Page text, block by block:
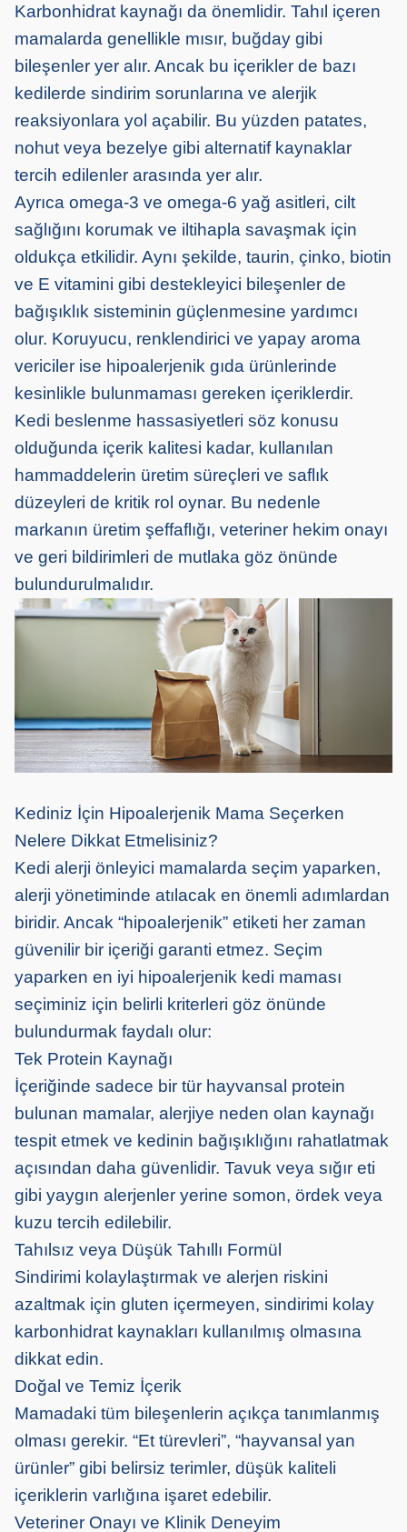
Karbonhidrat kaynağı da önemlidir. Tahıl içeren
mamalarda genellikle mısır, buğday gibi
bileşenler yer alır. Ancak bu içerikler de bazı
kedilerde sindirim sorunlarına ve alerjik
reaksiyonlara yol açabilir. Bu yüzden patates,
nohut veya bezelye gibi alternatif kaynaklar
tercih edilenler arasında yer alır.
Ayrıca omega-3 ve omega-6 yağ asitleri, cilt
sağlığını korumak ve iltihapla savaşmak için
oldukça etkilidir. Aynı şekilde, taurin, çinko, biotin
ve E vitamini gibi destekleyici bileşenler de
bağışıklık sisteminin güçlenmesine yardımcı
olur. Koruyucu, renklendirici ve yapay aroma
vericiler ise hipoalerjenik gıda ürünlerinde
kesinlikle bulunmaması gereken içeriklerdir.
Kedi beslenme hassasiyetleri söz konusu
olduğunda içerik kalitesi kadar, kullanılan
hammaddelerin üretim süreçleri ve saflık
düzeyleri de kritik rol oynar. Bu nedenle
markanın üretim şeffaflığı, veteriner hekim onayı
ve geri bildirimleri de mutlaka göz önünde
bulundurulmalıdır.
Kediniz İçin Hipoalerjenik Mama Seçerken
Nelere Dikkat Etmelisiniz?
Kedi alerji önleyici mamalarda seçim yaparken,
alerji yönetiminde atılacak en önemli adımlardan
biridir. Ancak “hipoalerjenik” etiketi her zaman
güvenilir bir içeriği garanti etmez. Seçim
yaparken en iyi hipoalerjenik kedi maması
seçiminiz için belirli kriterleri göz önünde
bulundurmak faydalı olur:
Tek Protein Kaynağı
İçeriğinde sadece bir tür hayvansal protein
bulunan mamalar, alerjiye neden olan kaynağı
tespit etmek ve kedinin bağışıklığını rahatlatmak
açısından daha güvenlidir. Tavuk veya sığır eti
gibi yaygın alerjenler yerine somon, ördek veya
kuzu tercih edilebilir.
Tahılsız veya Düşük Tahıllı Formül
Sindirimi kolaylaştırmak ve alerjen riskini
azaltmak için gluten içermeyen, sindirimi kolay
karbonhidrat kaynakları kullanılmış olmasına
dikkat edin.
Doğal ve Temiz İçerik
Mamadaki tüm bileşenlerin açıkça tanımlanmış
olması gerekir. “Et türevleri”, “hayvansal yan
ürünler” gibi belirsiz terimler, düşük kaliteli
içeriklerin varlığına işaret edebilir.
Veteriner Onayı ve Klinik Deneyim